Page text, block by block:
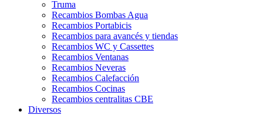
Truma
Recambios Bombas Agua
Recambios Portabicis
Recambios para avancés y tiendas
Recambios WC y Cassettes
Recambios Ventanas
Recambios Neveras
Recambios Calefacción
Recambios Cocinas
Recambios centralitas CBE
Diversos